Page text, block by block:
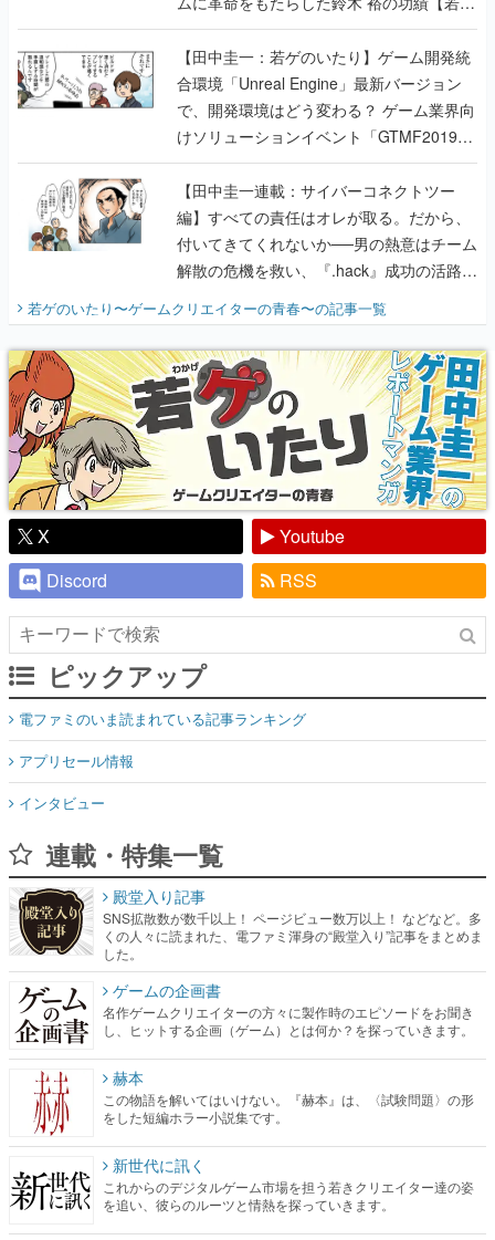
のいたり】
【田中圭一：若ゲのいたり】ゲーム開発統
合環境「Unreal Engine」最新バージョン
で、開発環境はどう変わる？ ゲーム業界向
けソリューションイベント「GTMF2019」
に行って、より理解を深めよう【PR】
【田中圭一連載：サイバーコネクトツー
編】すべての責任はオレが取る。だから、
付いてきてくれないか──男の熱意はチーム
解散の危機を救い、『.hack』成功の活路を
開く。業界の快男児・松山 洋に流れる血は
『少年ジャンプ』色だった【若ゲのいた
り】
若ゲのいたり〜ゲームクリエイターの青春〜の記事一覧
X
Youtube
Discord
RSS
ピックアップ
電ファミのいま読まれている記事ランキング
アプリセール情報
インタビュー
連載・特集一覧
殿堂入り記事
SNS拡散数が数千以上！ ページビュー数万以上！ などなど。多
くの人々に読まれた、電ファミ渾身の“殿堂入り”記事をまとめま
した。
ゲームの企画書
名作ゲームクリエイターの方々に製作時のエピソードをお聞き
し、ヒットする企画（ゲーム）とは何か？を探っていきます。
赫本
この物語を解いてはいけない。『赫本』は、〈試験問題〉の形
をした短編ホラー小説集です。
新世代に訊く
これからのデジタルゲーム市場を担う若きクリエイター達の姿
を追い、彼らのルーツと情熱を探っていきます。